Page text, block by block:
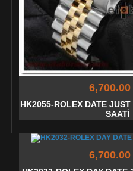
HK2055-ROLEX DATE
SAATİ